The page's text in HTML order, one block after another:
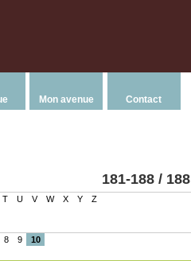
Mon avenue Contact
181-188 / 188
T U V W X Y Z
8 9 10